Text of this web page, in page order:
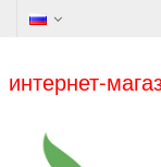
интернет-